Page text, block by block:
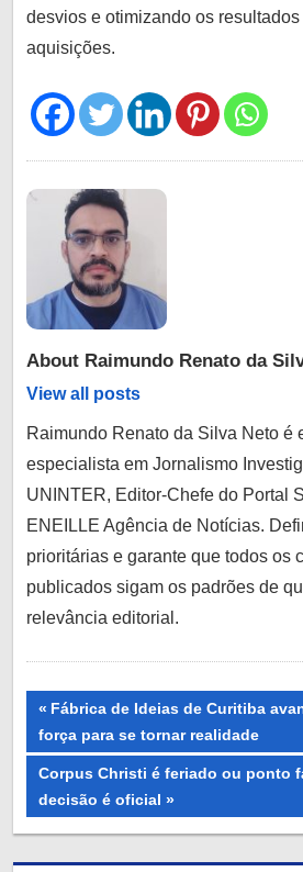
desvios e otimizando os
aquisições.
About Raimundo Renato da
View all posts
Raimundo Renato da Silva Neto é
especialista em Jornalismo
UNINTER, Editor-Chefe do Portal
ENEILLE Agência de Notícias.
prioritárias e garante que todos os
publicados sigam os padrões de
relevância editorial.
Navegação
de
Post
Previous
Post:
Fábrica de Ideias de Curitiba
força para se tornar realidade
Next
Post:
Corpus Christi é feriado ou ponto
decisão é oficial